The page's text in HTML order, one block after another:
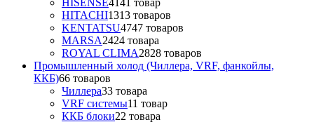
HITACHI1313 товаров
KENTATSU4747 товаров
MARSA2424 товара
ROYAL CLIMA2828 товаров
Промышленный холод (Чиллера, VRF, фанкойлы,
ККБ)66 товаров
Чиллера33 товара
VRF системы11 товар
ККБ блоки22 товара